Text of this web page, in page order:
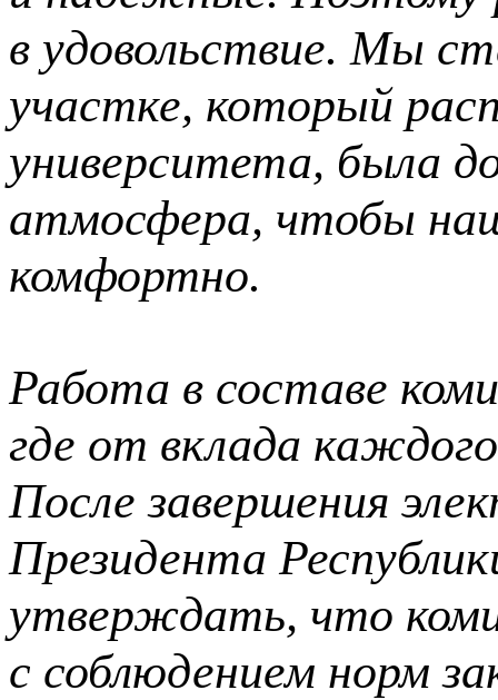
в удовольствие. Мы
участке, который
университета, была
атмосфера, чтобы
комфортно.
Работа в составе
где от вклада
После завершения
Президента
утверждать, что
с соблюдением норм